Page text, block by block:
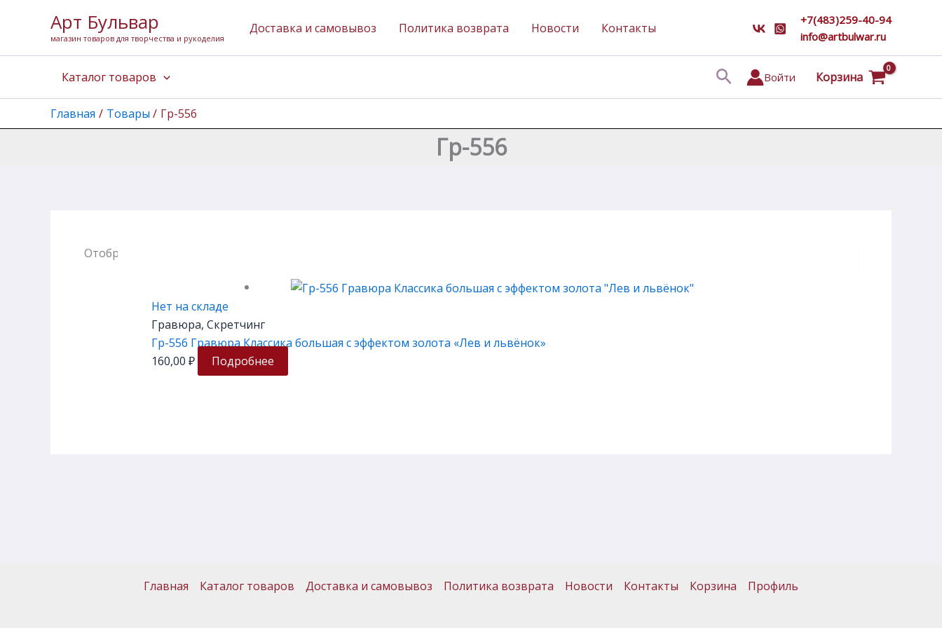
содержимому
Арт Бульвар
магазин товаров для творчества и рукоделия
Доставка и самовывоз Политика возврата Новости Контакты
+7(483)259-40-94
info@artbulwar.ru
Каталог товаров ПоискВойти Корзина
Главная Товары Гр-556
Гр-556
Отображение единственного товара
Нет на складе
Гравюра, Скретчинг
Гр-556 Гравюра Классика большая с эффектом золота «Лев и львёнок»
160,00 ₽ Подробнее
Главная Каталог товаров Доставка и самовывоз Политика возврата Новости Контакты Корзина Профиль